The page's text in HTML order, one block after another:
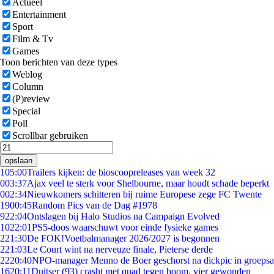
Actueel
Entertainment
Sport
Film & Tv
Games
Toon berichten van deze types
Weblog
Column
(P)review
Special
Poll
Scrollbar gebruiken
opslaan
105:00Trailers kijken: de bioscoopreleases van week 32
003:37Ajax veel te sterk voor Shelbourne, maar houdt schade beperkt
002:34Nieuwkomers schitteren bij ruime Europese zege FC Twente
1900:45Random Pics van de Dag #1978
922:04Ontslagen bij Halo Studios na Campaign Evolved
1022:01PS5-doos waarschuwt voor einde fysieke games
221:30De FOK!Voetbalmanager 2026/2027 is begonnen
221:03Le Court wint na nerveuze finale, Pieterse derde
2220:40NPO-manager Menno de Boer geschorst na dickpic in
1620:11Duitser (93) crasht met quad tegen boom, vier gewonden